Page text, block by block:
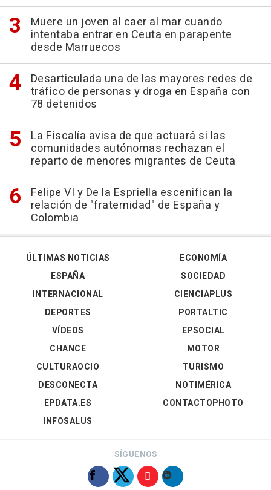
Muere un joven al caer al mar cuando
intentaba entrar en Ceuta en parapente
desde Marruecos
Desarticulada una de las mayores redes de
tráfico de personas y droga en España con
78 detenidos
La Fiscalía avisa de que actuará si las
comunidades autónomas rechazan el
reparto de menores migrantes de Ceuta
Felipe VI y De la Espriella escenifican la
relación de "fraternidad" de España y
Colombia
ÚLTIMAS NOTICIAS
ESPAÑA
INTERNACIONAL
DEPORTES
VÍDEOS
ECONOMÍA
SOCIEDAD
CIENCIAPLUS
PORTALTIC
EPSOCIAL
CHANCE
CULTURAOCIO
DESCONECTA
EPDATA.ES
INFOSALUS
MOTOR
TURISMO
NOTIMÉRICA
CONTACTOPHOTO
SÍGUENOS